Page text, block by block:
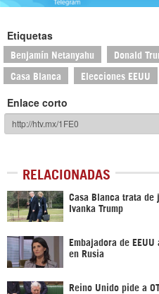
Etiquetas
Benjamín Netanyahu Donald
Casa Blanca Elecciones EEUU
Enlace corto
RELACIONADAS
Casa Blanca trata de
Ivanka Trump
Embajadora de
en Rusia
Reino Unido pide a